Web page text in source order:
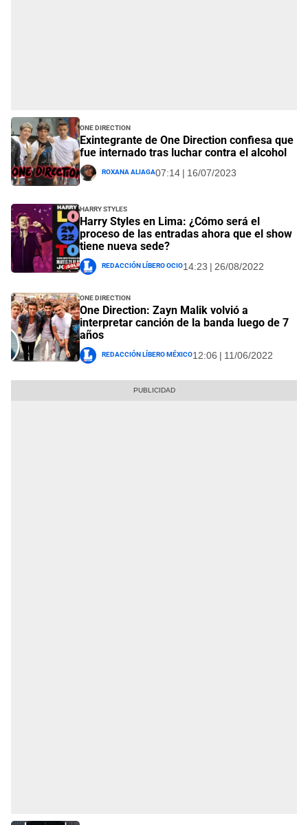
One Direction
Exintegrante de One Direction confiesa que
fue internado tras luchar contra el alcohol
Roxana Aliaga07:14 | 16/07/2023
Harry Styles
Harry Styles en Lima: ¿Cómo será el
proceso de las entradas ahora que el show
tiene nueva sede?
Redacción Líbero Ocio14:23 | 26/08/2022
One Direction
One Direction: Zayn Malik volvió a
interpretar canción de la banda luego de 7
años
Redacción Líbero México12:06 | 11/06/2022